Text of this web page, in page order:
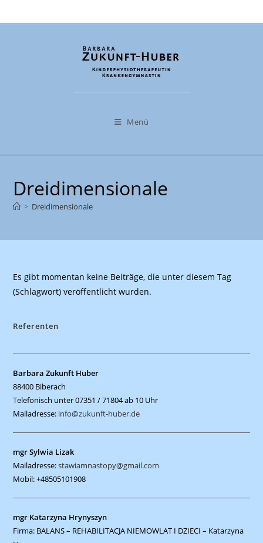
Inhalt
Menü
Dreidimensionale
> Dreidimensionale
Es gibt momentan keine Beiträge, die unter diesem Tag
(Schlagwort) veröffentlicht wurden.
Referenten
Barbara Zukunft Huber
88400 Biberach
Telefonisch unter 07351 / 71804 ab 10 Uhr
Mailadresse: info@zukunft-huber.de
mgr Sylwia Lizak
Mailadresse:stawiamnastopy@gmail.com
Mobil: +48505101908
mgr Katarzyna Hrynyszyn
Firma: BALANS – REHABILITACJA NIEMOWLAT I DZIECI – Katarzyna